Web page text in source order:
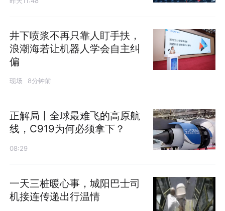
井下喷浆不再只靠人盯手扶，
浪潮海若让机器人学会自主纠
偏
现场 8分钟前
正解局丨全球最难飞的高原航
线，C919为何必须拿下？
08:29
一天三桩暖心事，城阳巴士司
机接连传递出行温情